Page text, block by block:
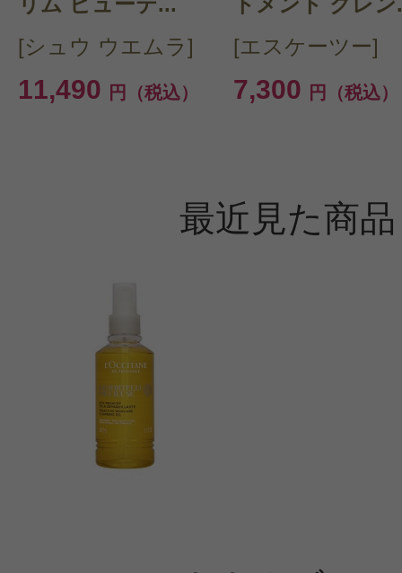
[シュウ ウエムラ]
11,490 円（税込）
[エスケーツー]
7,300 円（税込）
最近見た商品